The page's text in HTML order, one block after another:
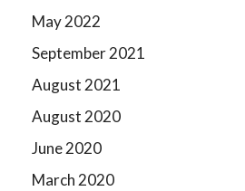
May 2022
September 2021
August 2021
August 2020
June 2020
March 2020